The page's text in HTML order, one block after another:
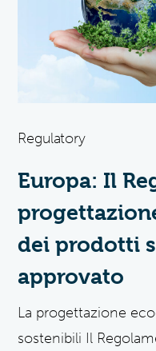
Regulatory
Europa: Il
dei prodotti
approvato
La progettazione
sostenibili Il